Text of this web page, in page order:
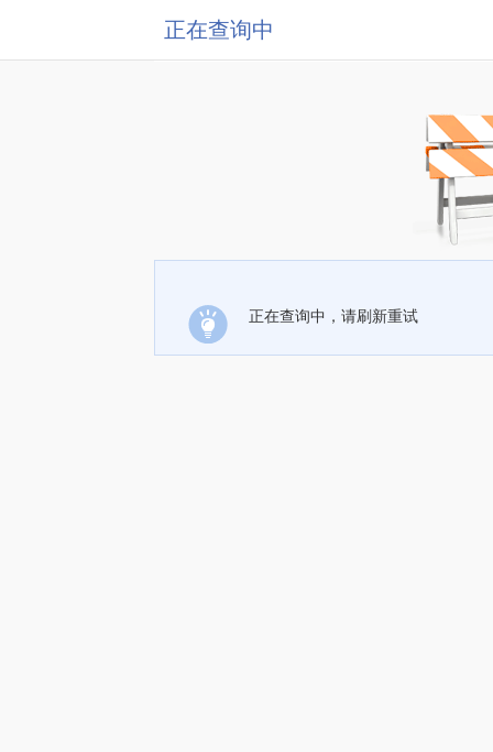
正在查询中
正在查询中，请刷新重试